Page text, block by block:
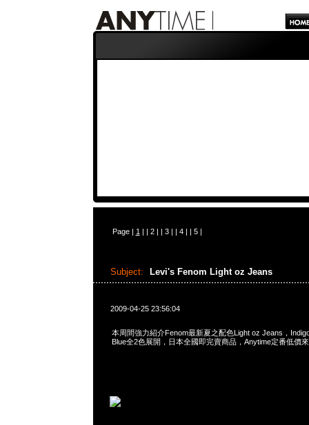
Page | 1 | | 2| | 3| | 4| | 5|
Subject: Levi's Fenom Light oz Jeans
2009-04-25 23:56:04
本周間強力紹介Fenom最新夏之配色Light oz Jeans，
Blue全2色展開，日本全國即完賣商品，Anytime定番低價